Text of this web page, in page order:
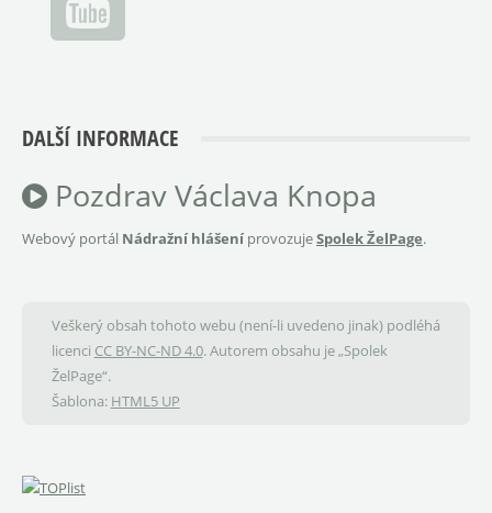
DALŠÍ INFORMACE
Pozdrav Václava Knopa
Webový portál Nádražní hlášeníprovozujeSpolek ŽelPage.
Veškerý obsah tohoto webu (není-li uvedeno jinak) podléhá
licenci CC BY-NC-ND 4.0. Autorem obsahu je „Spolek
ŽelPage“.
Šablona: HTML5 UP